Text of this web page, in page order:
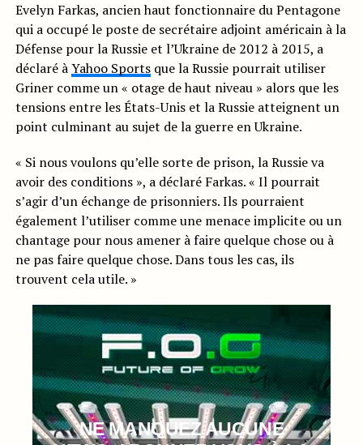
Evelyn Farkas, ancien haut fonctionnaire du Pentagone
qui a occupé le poste de secrétaire adjoint américain à la
Défense pour la Russie et l’Ukraine de 2012 à 2015, a
déclaré àYahoo Sportsque la Russie pourrait utiliser
Griner comme un « otage de haut niveau » alors que les
tensions entre les États-Unis et la Russie atteignent un
point culminant au sujet de la guerre en Ukraine.
« Si nous voulons qu’elle sorte de prison, la Russie va
avoir des conditions », a déclaré Farkas. « Il pourrait
s’agir d’un échange de prisonniers. Ils pourraient
également l’utiliser comme une menace implicite ou un
chantage pour nous amener à faire quelque chose ou à
ne pas faire quelque chose. Dans tous les cas, ils
trouvent cela utile. »
NE MANQUEZ AUCUNE